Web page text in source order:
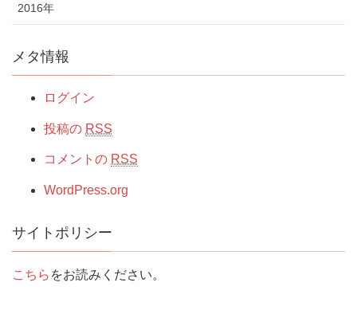
2016年
メタ情報
ログイン
投稿の RSS
コメントの RSS
WordPress.org
サイトポリシー
こちら をお読みください。